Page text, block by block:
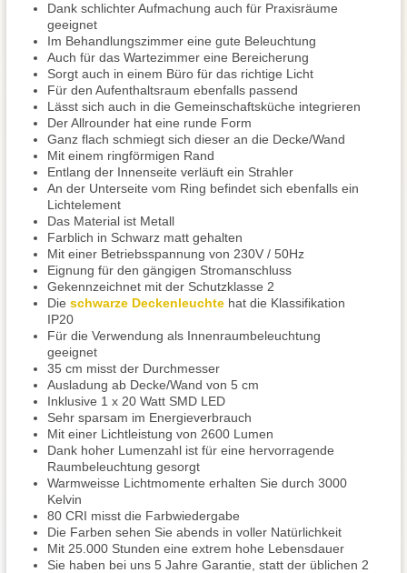
Dank schlichter Aufmachung auch für Praxisräume
geeignet
Im Behandlungszimmer eine gute Beleuchtung
Auch für das Wartezimmer eine Bereicherung
Sorgt auch in einem Büro für das richtige Licht
Für den Aufenthaltsraum ebenfalls passend
Lässt sich auch in die Gemeinschaftsküche integrieren
Der Allrounder hat eine runde Form
Ganz flach schmiegt sich dieser an die Decke/Wand
Mit einem ringförmigen Rand
Entlang der Innenseite verläuft ein Strahler
An der Unterseite vom Ring befindet sich ebenfalls ein
Lichtelement
Das Material ist Metall
Farblich in Schwarz matt gehalten
Mit einer Betriebsspannung von 230V / 50Hz
Eignung für den gängigen Stromanschluss
Gekennzeichnet mit der Schutzklasse 2
Die schwarze Deckenleuchte hat die Klassifikation
IP20
Für die Verwendung als Innenraumbeleuchtung
geeignet
35 cm misst der Durchmesser
Ausladung ab Decke/Wand von 5 cm
Inklusive 1 x 20 Watt SMD LED
Sehr sparsam im Energieverbrauch
Mit einer Lichtleistung von 2600 Lumen
Dank hoher Lumenzahl ist für eine hervorragende
Raumbeleuchtung gesorgt
Warmweisse Lichtmomente erhalten Sie durch 3000
Kelvin
80 CRI misst die Farbwiedergabe
Die Farben sehen Sie abends in voller Natürlichkeit
Mit 25.000 Stunden eine extrem hohe Lebensdauer
Sie haben bei uns 5 Jahre Garantie, statt der üblichen 2